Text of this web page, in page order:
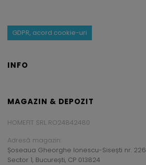
GDPR, acord cookie-uri
INFO
MAGAZIN & DEPOZIT
HOMEFIT SRL RO24842480
Adresă magazin:
Șoseaua Gheorghe Ionescu-Sisești nr. 226
Sector 1, București, CP 013824